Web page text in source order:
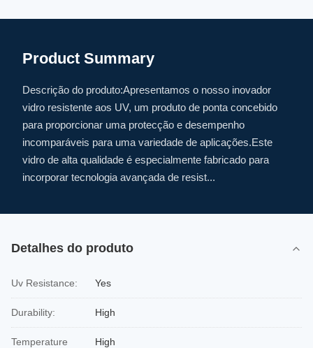
Product Summary
Descrição do produto:Apresentamos o nosso inovador
vidro resistente aos UV, um produto de ponta concebido
para proporcionar uma protecção e desempenho
incomparáveis para uma variedade de aplicações.Este
vidro de alta qualidade é especialmente fabricado para
incorporar tecnologia avançada de resist...
Detalhes do produto
Uv Resistance: Yes
Durability: High
Temperature
High